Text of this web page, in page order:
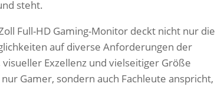
steht.
Full-HD Gaming-Monitor deckt nicht nur die
auf diverse Anforderungen der
Exzellenz und vielseitiger Größe
Gamer, sondern auch Fachleute anspricht,